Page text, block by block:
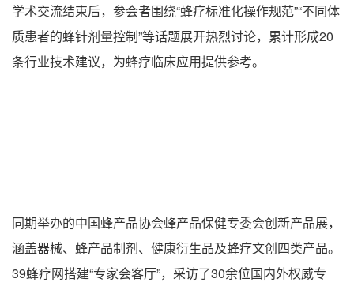
学术交流结束后，参会者围绕“蜂疗标准化操作规范”“不同体
质患者的蜂针剂量控制”等话题展开热烈讨论，累计形成20
条行业技术建议，为蜂疗临床应用提供参考。
同期举办的中国蜂产品协会蜂产品保健专委会创新产品展，
涵盖器械、蜂产品制剂、健康衍生品及蜂疗文创四类产品。
39蜂疗网搭建“专家会客厅”，采访了30余位国内外权威专